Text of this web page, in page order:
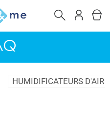
HUMIDIFICATEURS D'AIR